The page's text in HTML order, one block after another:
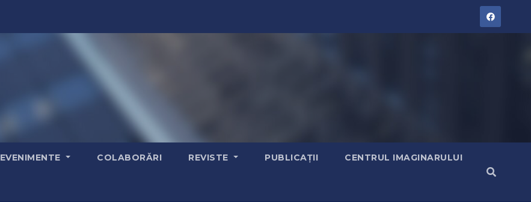
EVENIMENTE COLABORĂRI REVISTE PUBLICAȚII CENTRUL IMAGINARULUI